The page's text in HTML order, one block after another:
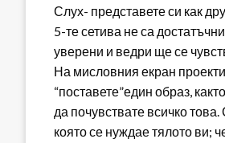
Слух- представете си как
5-те сетива не са
уверени и ведри ще се
На мисловния екран
“поставете”един образ,
да почувствате всичко
която се нуждае тялото ви;